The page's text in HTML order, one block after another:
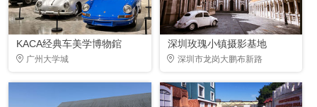
KACA经典车美学博物錧
广州大学城
深圳玫瑰小镇摄影基地
深圳市龙岗大鹏布新路